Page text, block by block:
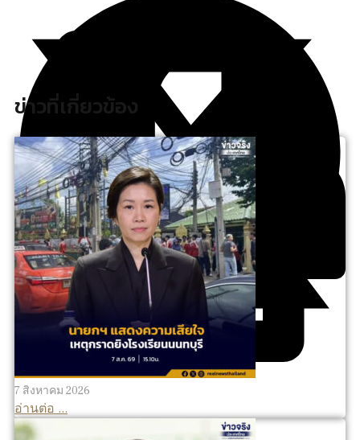
ข่าวที่เกี่ยวข้อง
7 สิงหาคม 2026
อ่านต่อ ...